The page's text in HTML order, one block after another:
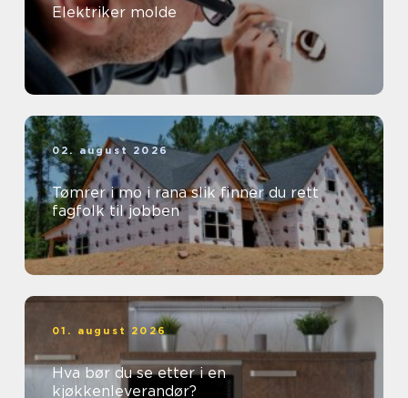
Elektriker molde
02. august 2026
Tømrer i mo i rana slik finner du rett
fagfolk til jobben
01. august 2026
Hva bør du se etter i en
kjøkkenleverandør?